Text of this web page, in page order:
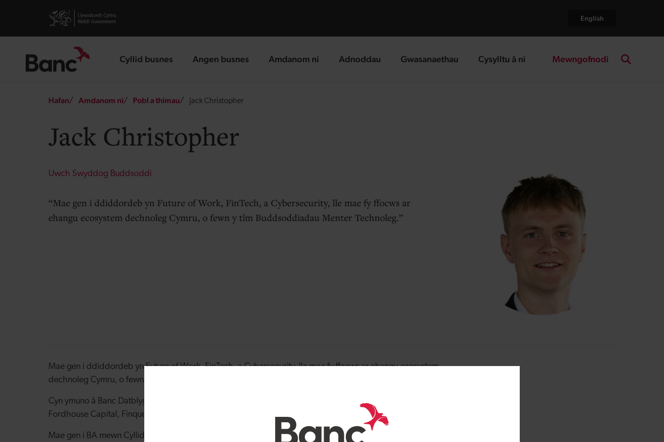
Visit gov.wales website English
Cyllid busnes
landing page Angen busnes
landing page Amdanom ni
landing page Adnoddau
landing page Gwasanaethau
landing page Cysylltu â ni
landing page Mewngofnodi
Breadcrumb
Hafan Amdanom ni Pobl a thimau Jack Christopher
Jack Christopher
Uwch Swyddog Buddsoddi
Mae gen i ddiddordeb yn Future of Work, FinTech, a Cybersecurity, lle mae fy ffocws ar
ehangu ecosystem dechnoleg Cymru, o fewn y tîm Buddsoddiadau Menter Technoleg.
Mae gen i ddiddordeb yn Future of Work, FinTech, a Cybersecurity, lle mae fy ffocws ar ehangu ecosystem
dechnoleg Cymru, o fewn y tîm Buddsoddiadau Menter Technoleg.
Cyn ymuno â Banc Datblygu Cymru, cefais ystod amrywiol o brofiad gyda'r Deutsche Bank, NoBa Capital,
Fordhouse Capital, Finquest - busnes tech newydd.
Mae gen i BA mewn Cyllid a Rheoli Buddsoddi o Brifysgol Northumbria, lle dyfarnwyd gwobr y 'Worshipful